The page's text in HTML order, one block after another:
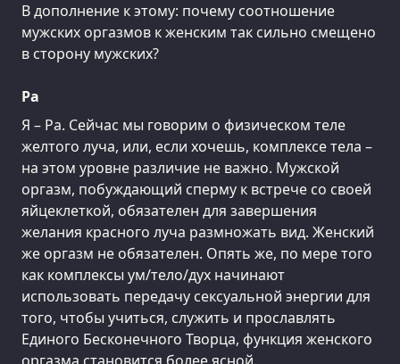
В дополнение к этому: почему соотношение
мужских оргазмов к женским так сильно смещено
в сторону мужских?
Ра
Я – Ра. Сейчас мы говорим о физическом теле
желтого луча, или, если хочешь, комплексе тела –
на этом уровне различие не важно. Мужской
оргазм, побуждающий сперму к встрече со своей
яйцеклеткой, обязателен для завершения
желания красного луча размножать вид. Женский
же оргазм не обязателен. Опять же, по мере того
как комплексы ум/тело/дух начинают
использовать передачу сексуальной энергии для
того, чтобы учиться, служить и прославлять
Единого Бесконечного Творца, функция женского